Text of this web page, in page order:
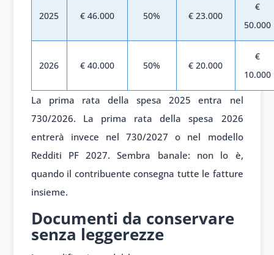
2025 € 46.000 50% € 23.000
€
50.000
2026 € 40.000 50% € 20.000
€
10.000
La prima rata della spesa 2025 entra nel
730/2026. La prima rata della spesa 2026
entrerà invece nel 730/2027 o nel modello
Redditi PF 2027. Sembra banale: non lo è,
quando il contribuente consegna tutte le fatture
insieme.
Documenti da conservare
senza leggerezze